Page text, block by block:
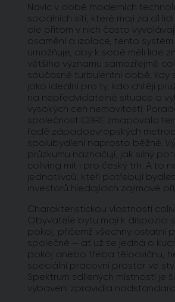
Navíc v době moderních
sociálních sítí, které mají za cíl
ale přitom v nich často
osamění a izolace, tento
umožňuje, aby k sobě měli lidé
většího významu samozřejmě
současné turbulentní době, kdy
jako ideální pro ty, kdo chtějí
na nepředvídatelné situace a
vysokých cen nemovitostí.
společnost CBRE zmapovala
řadě západoevropských
spolubydlení naprosto běžné.
průzkumu naznačují, jak silný
coliving mít i pro český trh. A to
jednotlivců, kteří potřebují
investorů hledajících zajímavé
Charakteristickou vlastností
Obyvatelé bytu mají k dispozici
pokoj, přičemž všechny ostatní
společné – ať už se jedná o
pokoj anebo třeba tělocvičnu,
speciální pracovní prostor ve
Spektrum sdílených místností je
vybavení zpravidla